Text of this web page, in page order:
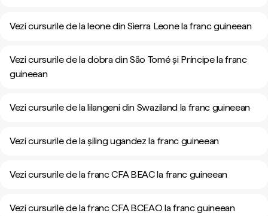
Vezi cursurile de la leone din Sierra Leone la franc guineean
Vezi cursurile de la dobra din São Tomé și Príncipe la franc
guineean
Vezi cursurile de la lilangeni din Swaziland la franc guineean
Vezi cursurile de la șiling ugandez la franc guineean
Vezi cursurile de la franc CFA BEAC la franc guineean
Vezi cursurile de la franc CFA BCEAO la franc guineean